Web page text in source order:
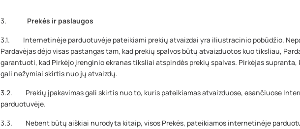
3. Prekės ir paslaugos
3.1. Internetinėje parduotuvėje pateikiami prekių atvaizdai yra iliustracinio pobūdžio.
Pardavėjas dėjo visas pastangas tam, kad prekių spalvos būtų atvaizduotos kuo tiksliau,
garantuoti, kad Pirkėjo įrenginio ekranas tiksliai atspindės prekių spalvas. Pirkėjas supranta,
gali nežymiai skirtis nuo jų atvaizdų.
3.2. Prekių įpakavimas gali skirtis nuo to, kuris pateikiamas atvaizduose, esančiuose
parduotuvėje.
3.3. Nebent būtų aiškiai nurodyta kitaip, visos Prekės, pateikiamos internetinėje